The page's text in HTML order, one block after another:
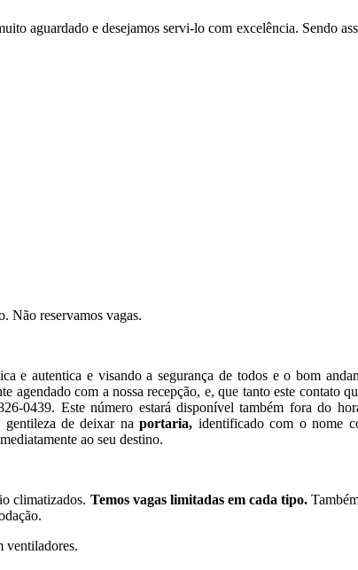
aguardado e desejamos servi-lo com excelência. Sendo
Não reservamos vagas.
e autentica e visando a segurança de todos e o bom
agendado com a nossa recepção, e, que tanto este contato
0439. Este número estará disponível também fora do
gentileza de deixar naportaria, identificado com o nome
ao seu destino.
climatizados. Temos vagas limitadas em cada tipo.
ventiladores.